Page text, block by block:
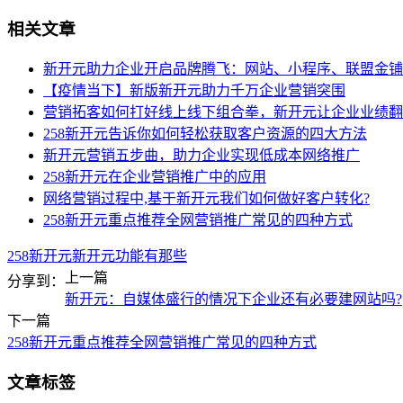
相关文章
新开元助力企业开启品牌腾飞：网站、小程序、联盟金
【疫情当下】新版新开元助力千万企业营销突围
营销拓客如何打好线上线下组合拳，新开元让企业业绩
258新开元告诉你如何轻松获取客户资源的四大方法
新开元营销五步曲，助力企业实现低成本网络推广
258新开元在企业营销推广中的应用
网络营销过程中,基于新开元我们如何做好客户转化?
258新开元重点推荐全网营销推广常见的四种方式
258新开元新开元功能有那些
分享到：
上一篇
新开元：自媒体盛行的情况下企业还有必要建网站吗?
下一篇
258新开元重点推荐全网营销推广常见的四种方式
文章标签